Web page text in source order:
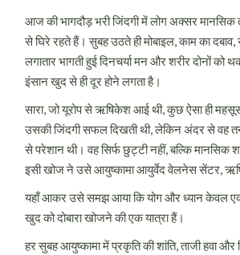
आज की भागदौड़ भरी जिंदगी में लोग अक्सर
से घिरे रहते हैं। सुबह उठते ही मोबाइल, काम का
लगातार भागती हुई दिनचर्या मन और शरीर दोनों को
इंसान खुद से ही दूर होने लगता है।
सारा, जो यूरोप से ऋषिकेश आई थी, कुछ ऐसा ही
उसकी जिंदगी सफल दिखती थी, लेकिन अंदर से वह
से परेशान थी। वह सिर्फ छुट्टी नहीं, बल्कि मानसिक
इसी खोज ने उसे आयुष्कामा आयुर्वेद वेलनेस सेंटर,
यहाँ आकर उसे समझ आया कि योग और ध्यान केवल
खुद को दोबारा खोजने की एक यात्रा हैं।
हर सुबह आयुष्कामा में प्रकृति की शांति, ताजी हवा और